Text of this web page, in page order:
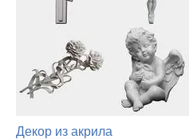
Декор из акрила